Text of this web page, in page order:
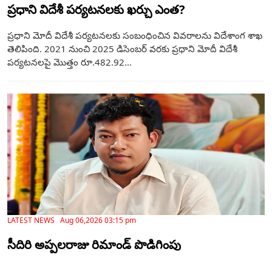
ప్రధాని విదేశీ పర్యటనలకు ఖర్చు ఎంత‌?
ప్రధాని మోదీ విదేశీ పర్యటనలకు సంబంధించిన వివరాలను విదేశాంగ శాఖ
తెలిపింది. 2021 నుంచి 2025 డిసెంబర్ వరకు ప్రధాని మోదీ విదేశీ
పర్యటనలపై మొత్తం రూ.482.92...
LATEST NEWS Aug 06,2026 03:15 pm
సీదిరి అప్పలరాజు రిమాండ్ పొడిగింపు